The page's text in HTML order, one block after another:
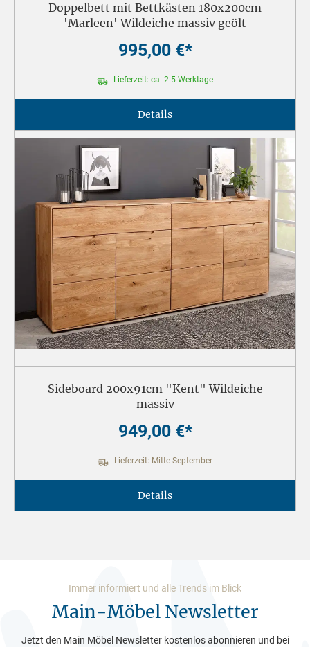
Doppelbett mit Bettkästen 180x200cm
'Marleen' Wildeiche massiv geölt
995,00 €*
Lieferzeit: ca. 2-5 Werktage
Details
Sideboard 200x91cm "Kent" Wildeiche
massiv
949,00 €*
Lieferzeit: Mitte September
Details
Immer informiert und alle Trends im Blick
Main-Möbel Newsletter
Jetzt den Main Möbel Newsletter kostenlos abonnieren und bei